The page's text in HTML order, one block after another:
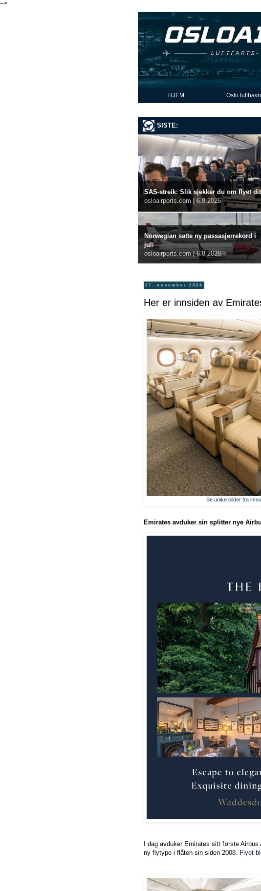
-->
HJEM Oslo
SISTE:
SAS-streik: Slik sjekker du om flyet
osloairports.com | 6.8.2026
Norwegian satte ny passasjerrekord i
juli
osloairports.com | 6.8.2026
27. november 2024
Her er innsiden av
Se unike bilder fra
Emirates avduker sin splitter nye
I dag avduker Emirates sitt første
ny flytype i flåten sin siden 2008.
Flyet